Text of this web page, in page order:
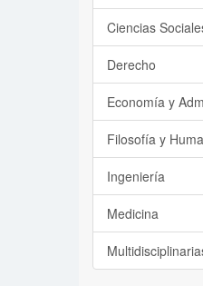
Ciencias
Derecho
Economía y
Filosofía y
Ingeniería
Medicina